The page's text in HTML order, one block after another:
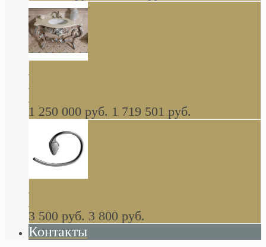
стиле барокко, из массива дерева, светло
коричневый матовый окрас + серебро
1 250 000 руб. 1 719 501 руб.
Khala Colombo аксессуары (серия) В
НАЛИЧИИ
3 500 руб. 3 800 руб.
Контакты